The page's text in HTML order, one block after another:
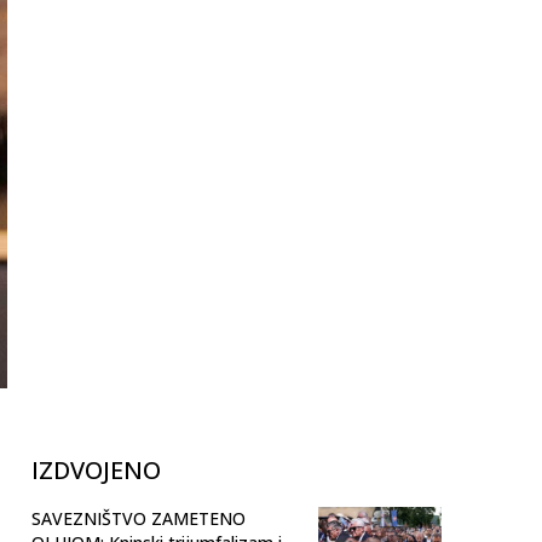
IZDVOJENO
SAVEZNIŠTVO ZAMETENO